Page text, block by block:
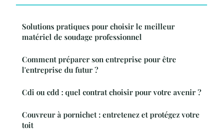
Solutions pratiques pour choisir le meilleur
matériel de soudage professionnel
Comment préparer son entreprise pour être
l'entreprise du futur ?
Cdi ou cdd : quel contrat choisir pour votre avenir ?
Couvreur à pornichet : entretenez et protégez votre
toit